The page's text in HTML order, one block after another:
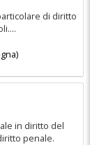
di diritto
in diritto del
penale.